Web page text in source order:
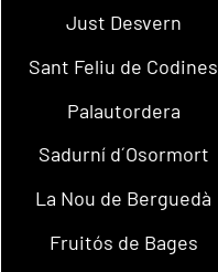
Just Desvern
Sant Feliu de Codines
Palautordera
Sadurní d´Osormort
La Nou de Berguedà
Fruitós de Bages